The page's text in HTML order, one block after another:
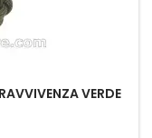
VERDE